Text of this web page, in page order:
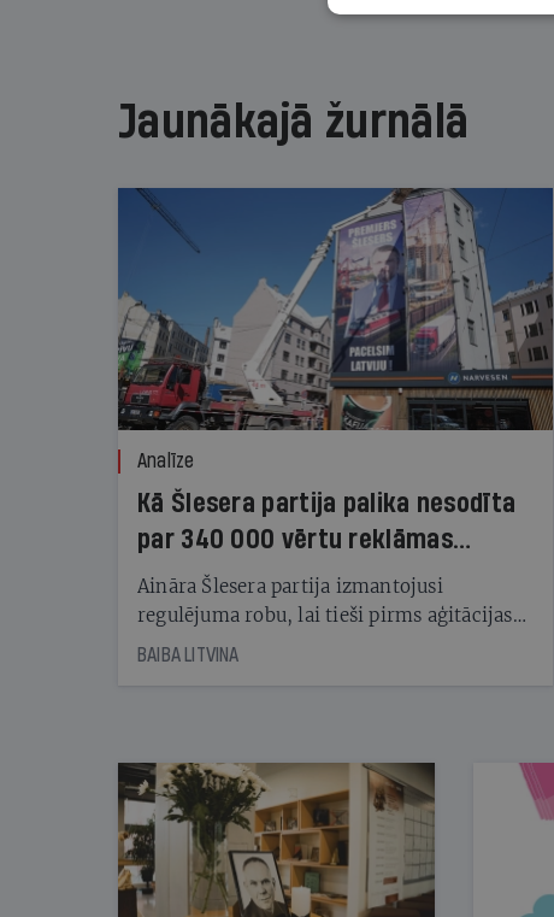
Jaunākajā žurnālā
Analīze
Kā Šlesera partija palika nesodīta
par 340 000 vērtu reklāmas
kampaņu
Aināra Šlesera partija izmantojusi
regulējuma robu, lai tieši pirms aģitācijas
starta izreklamētos par summu, kas
BAIBA LITVINA